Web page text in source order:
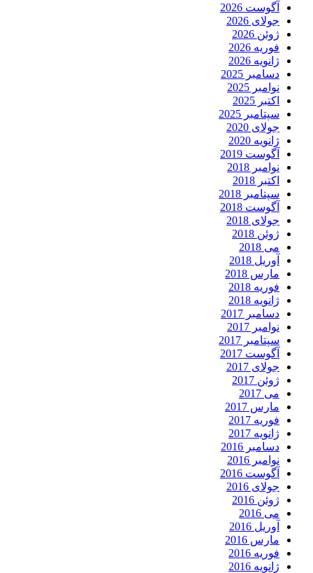
آگوست 2026
جولای 2026
ژوئن 2026
فوریه 2026
ژانویه 2026
دسامبر 2025
نوامبر 2025
اکتبر 2025
سپتامبر 2025
جولای 2020
ژانویه 2020
آگوست 2019
نوامبر 2018
اکتبر 2018
سپتامبر 2018
آگوست 2018
جولای 2018
ژوئن 2018
می 2018
آوریل 2018
مارس 2018
فوریه 2018
ژانویه 2018
دسامبر 2017
نوامبر 2017
سپتامبر 2017
آگوست 2017
جولای 2017
ژوئن 2017
می 2017
مارس 2017
فوریه 2017
ژانویه 2017
دسامبر 2016
نوامبر 2016
آگوست 2016
جولای 2016
ژوئن 2016
می 2016
آوریل 2016
مارس 2016
فوریه 2016
ژانویه 2016